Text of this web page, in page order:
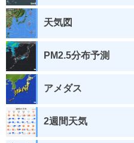
天気図
PM2.5分布予測
アメダス
2週間天気